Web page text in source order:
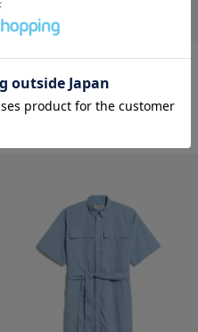
NEW CLOSET ワンピース ライ